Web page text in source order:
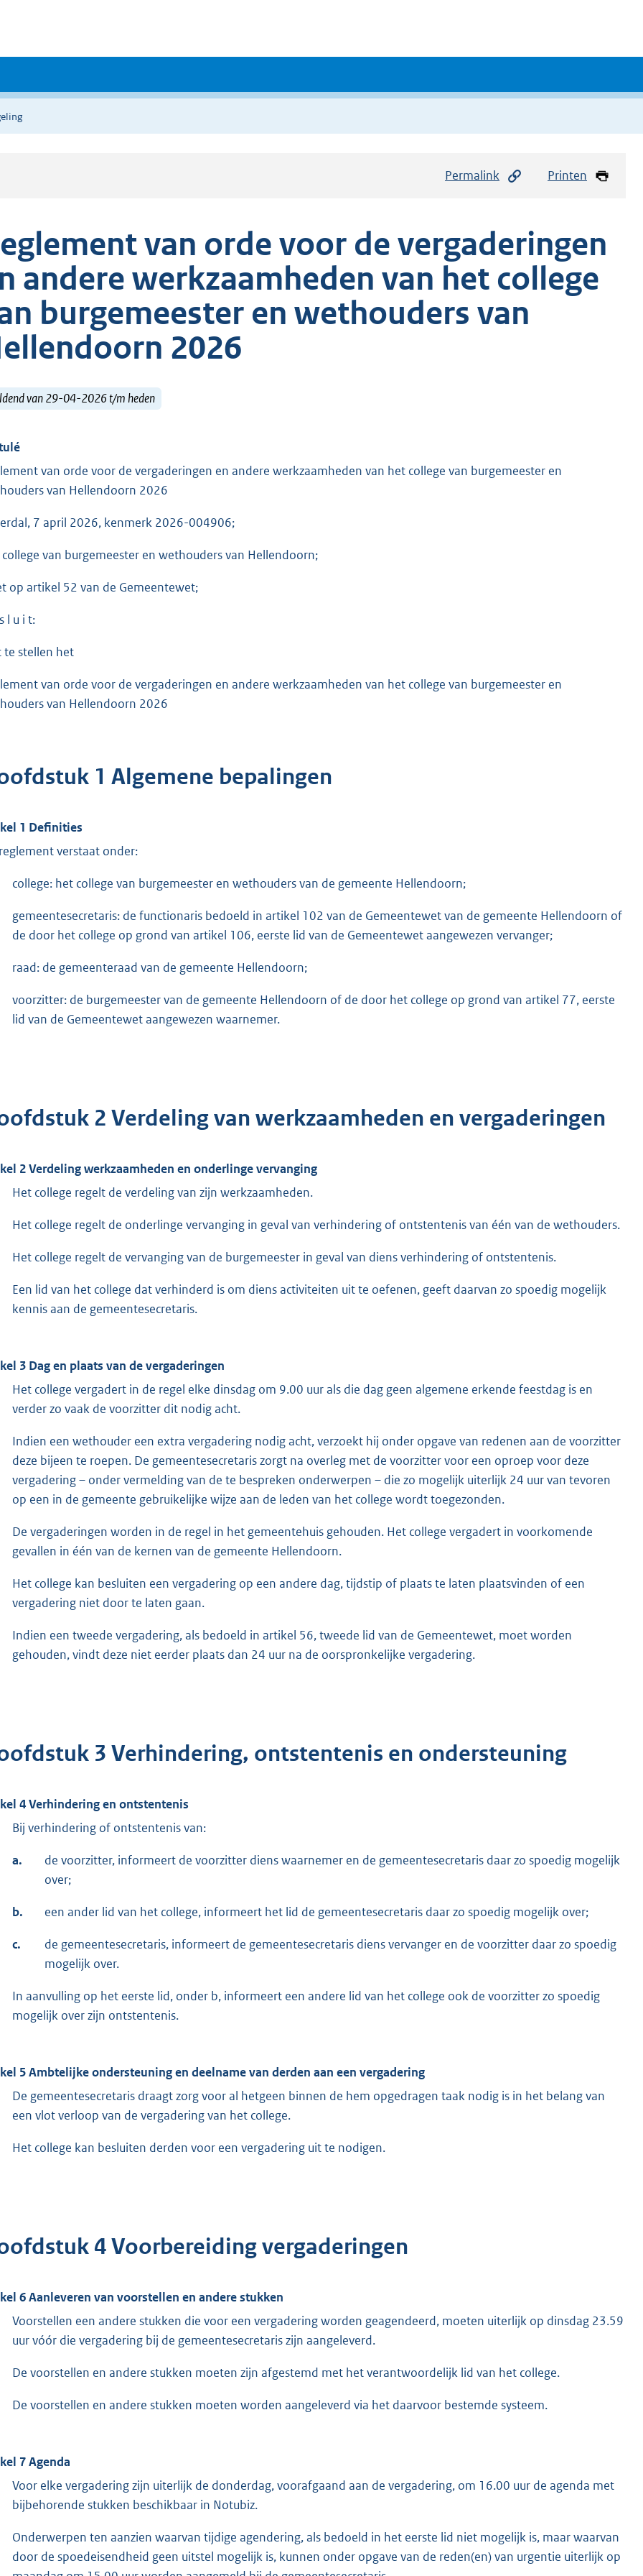
Permalink Printen
van orde voor de vergaderingen
andere werkzaamheden van het college
burgemeester en wethouders van
2026
van 29-04-2026 t/m heden
van orde voor de vergaderingen en andere werkzaamheden van het college van burgemeester en
van Hellendoorn 2026
7 april 2026, kenmerk 2026-004906;
van burgemeester en wethouders van Hellendoorn;
op artikel 52 van de Gemeentewet;
l u i t:
te stellen het
van orde voor de vergaderingen en andere werkzaamheden van het college van burgemeester en
van Hellendoorn 2026
1 Algemene bepalingen
1 Definities
verstaat onder:
college: het college van burgemeester en wethouders van de gemeente Hellendoorn;
gemeentesecretaris: de functionaris bedoeld in artikel 102 van de Gemeentewet van de gemeente Hellendoorn of
de door het college op grond van artikel 106, eerste lid van de Gemeentewet aangewezen vervanger;
raad: de gemeenteraad van de gemeente Hellendoorn;
voorzitter: de burgemeester van de gemeente Hellendoorn of de door het college op grond van artikel 77, eerste
lid van de Gemeentewet aangewezen waarnemer.
2 Verdeling van werkzaamheden en vergaderingen
2 Verdeling werkzaamheden en onderlinge vervanging
Het college regelt de verdeling van zijn werkzaamheden.
Het college regelt de onderlinge vervanging in geval van verhindering of ontstentenis van één van de wethouders.
Het college regelt de vervanging van de burgemeester in geval van diens verhindering of ontstentenis.
Een lid van het college dat verhinderd is om diens activiteiten uit te oefenen, geeft daarvan zo spoedig mogelijk
kennis aan de gemeentesecretaris.
3 Dag en plaats van de vergaderingen
Het college vergadert in de regel elke dinsdag om 9.00 uur als die dag geen algemene erkende feestdag is en
verder zo vaak de voorzitter dit nodig acht.
Indien een wethouder een extra vergadering nodig acht, verzoekt hij onder opgave van redenen aan de voorzitter
deze bijeen te roepen. De gemeentesecretaris zorgt na overleg met de voorzitter voor een oproep voor deze
vergadering – onder vermelding van de te bespreken onderwerpen – die zo mogelijk uiterlijk 24 uur van tevoren
op een in de gemeente gebruikelijke wijze aan de leden van het college wordt toegezonden.
De vergaderingen worden in de regel in het gemeentehuis gehouden. Het college vergadert in voorkomende
gevallen in één van de kernen van de gemeente Hellendoorn.
Het college kan besluiten een vergadering op een andere dag, tijdstip of plaats te laten plaatsvinden of een
vergadering niet door te laten gaan.
Indien een tweede vergadering, als bedoeld in artikel 56, tweede lid van de Gemeentewet, moet worden
gehouden, vindt deze niet eerder plaats dan 24 uur na de oorspronkelijke vergadering.
3 Verhindering, ontstentenis en ondersteuning
4 Verhindering en ontstentenis
Bij verhindering of ontstentenis van:
a.
de voorzitter, informeert de voorzitter diens waarnemer en de gemeentesecretaris daar zo spoedig mogelijk
over;
b. een ander lid van het college, informeert het lid de gemeentesecretaris daar zo spoedig mogelijk over;
c.
de gemeentesecretaris, informeert de gemeentesecretaris diens vervanger en de voorzitter daar zo spoedig
mogelijk over.
In aanvulling op het eerste lid, onder b, informeert een andere lid van het college ook de voorzitter zo spoedig
mogelijk over zijn ontstentenis.
5 Ambtelijke ondersteuning en deelname van derden aan een vergadering
De gemeentesecretaris draagt zorg voor al hetgeen binnen de hem opgedragen taak nodig is in het belang van
een vlot verloop van de vergadering van het college.
Het college kan besluiten derden voor een vergadering uit te nodigen.
4 Voorbereiding vergaderingen
6 Aanleveren van voorstellen en andere stukken
Voorstellen een andere stukken die voor een vergadering worden geagendeerd, moeten uiterlijk op dinsdag 23.59
uur vóór die vergadering bij de gemeentesecretaris zijn aangeleverd.
De voorstellen en andere stukken moeten zijn afgestemd met het verantwoordelijk lid van het college.
De voorstellen en andere stukken moeten worden aangeleverd via het daarvoor bestemde systeem.
7 Agenda
Voor elke vergadering zijn uiterlijk de donderdag, voorafgaand aan de vergadering, om 16.00 uur de agenda met
bijbehorende stukken beschikbaar in Notubiz.
Onderwerpen ten aanzien waarvan tijdige agendering, als bedoeld in het eerste lid niet mogelijk is, maar waarvan
door de spoedeisendheid geen uitstel mogelijk is, kunnen onder opgave van de reden(en) van urgentie uiterlijk op